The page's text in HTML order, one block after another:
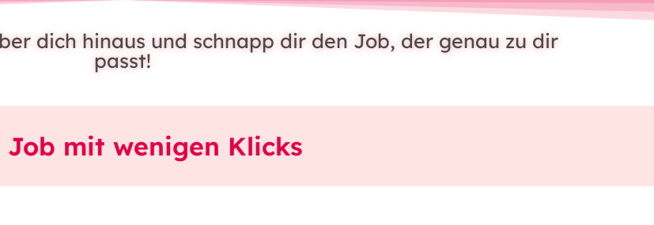
dich hinaus und schnapp dir den Job, der genau zu dir
passt!
Job mit wenigen Klicks